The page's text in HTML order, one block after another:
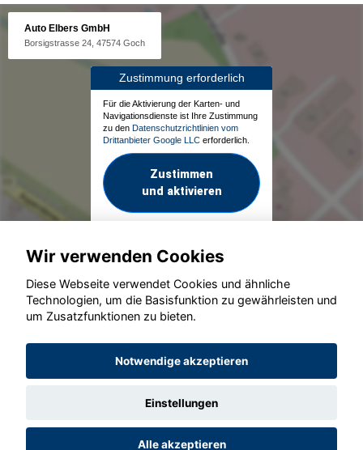
Auto Elbers GmbH
Borsigstrasse 24, 47574 Goch
Zustimmung erforderlich
Für die Aktivierung der Karten- und
Navigationsdienste ist Ihre Zustimmung
zu den Datenschutzrichtlinien vom
Drittanbieter Google LLC erforderlich.
Zustimmen
und aktivieren
© konjunkturmotor.de GmbH 2020 - 2026
Wir verwenden Cookies
Diese Webseite verwendet Cookies und ähnliche
Technologien, um die Basisfunktion zu gewährleisten und
um Zusatzfunktionen zu bieten.
Notwendige akzeptieren
Einstellungen
Alle akzeptieren